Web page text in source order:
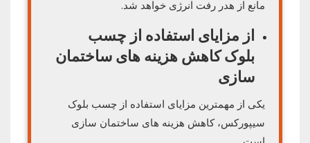
مانع از هدر رفت انرژی خواهد شد.
از مزایای استفاده از چسب
بلوک کاهش هزینه های ساختمان
سازی
یکی از مهمترین مزایای استفاده از چسب بلوک
سیپورکس، کاهش هزینه های ساختمان سازی